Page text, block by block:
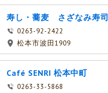
寿し・蕎麦 さざなみ寿司
0263-92-2422
松本市波田1909
Café SENRI 松本中町
0263-33-5868